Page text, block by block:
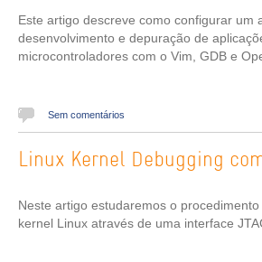
Este artigo descreve como configurar um
desenvolvimento e depuração de
microcontroladores com o Vim, GDB e
Sem comentários
Linux Kernel Debugging
Neste artigo estudaremos o
kernel Linux através de uma interface